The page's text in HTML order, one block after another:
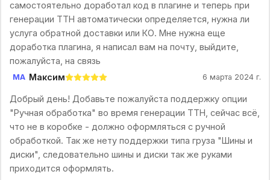
самостоятельно доработал код в плагине и теперь при
генерации ТТН автоматически определяется, нужна ли
услуга обратной доставки или КО. Мне нужна еще
доработка плагина, я написал вам на почту, выйдите,
пожалуйста, на связь
МА Максим 6 марта 2024 г.
Добрый день! Добавьте пожалуйста поддержку опции
"Ручная обработка" во время генерации ТТН, сейчас всё,
что не в коробке - должно оформляться с ручной
обработкой. Так же нету поддержки типа груза "Шины и
диски", следовательно шины и диски так же руками
приходится оформлять.